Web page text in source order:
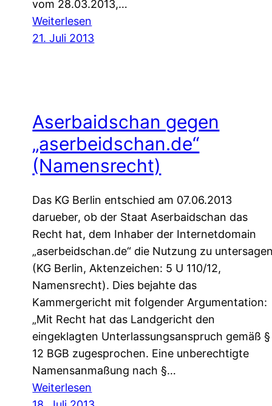
vom 28.03.2013,…
Weiterlesen
Kammergericht
21. Juli 2013
Aserbaidschan gegen
„aserbeidschan.de“
(Namensrecht)
Das KG Berlin entschied am 07.06.2013
darueber, ob der Staat Aserbaidschan das
Recht hat, dem Inhaber der Internetdomain
„aserbeidschan.de“ die Nutzung zu untersagen
(KG Berlin, Aktenzeichen: 5 U 110/12,
Namensrecht). Dies bejahte das
Kammergericht mit folgender Argumentation:
„Mit Recht hat das Landgericht den
eingeklagten Unterlassungsanspruch gemäß §
12 BGB zugesprochen. Eine unberechtigte
Namensanmaßung nach §…
Weiterlesen